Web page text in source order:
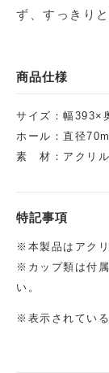
ず、すっきり
商品仕様
サイズ：幅393×
ホール：直径
素 材：アクリル
特記事項
※本製品はアク
※カップ類は付
い。
※表示されてい